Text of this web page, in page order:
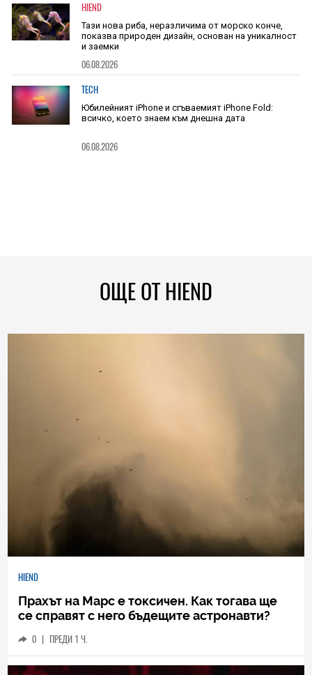
HIEND
Тази нова риба, неразличима от морско конче,
показва природен дизайн, основан на уникалност
и заемки
06.08.2026
TECH
Юбилейният iPhone и сгъваемият iPhone Fold:
всичко, което знаем към днешна дата
06.08.2026
ОЩЕ ОТ HIEND
HIEND
Прахът на Марс е токсичен. Как тогава ще
се справят с него бъдещите астронавти?
0 | ПРЕДИ 1 Ч.